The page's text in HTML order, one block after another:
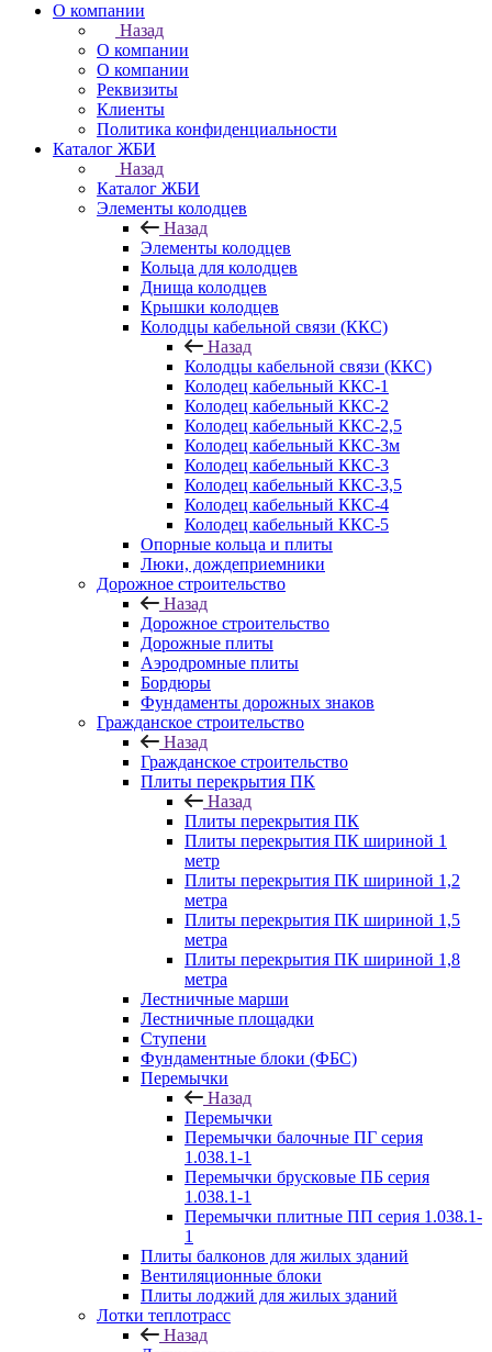
О компании
Назад
О компании
О компании
Реквизиты
Клиенты
Политика конфиденциальности
Каталог ЖБИ
Назад
Каталог ЖБИ
Элементы колодцев
Назад
Элементы колодцев
Кольца для колодцев
Днища колодцев
Крышки колодцев
Колодцы кабельной связи (ККС)
Назад
Колодцы кабельной связи (ККС)
Колодец кабельный ККС-1
Колодец кабельный ККС-2
Колодец кабельный ККС-2,5
Колодец кабельный ККС-3м
Колодец кабельный ККС-3
Колодец кабельный ККС-3,5
Колодец кабельный ККС-4
Колодец кабельный ККС-5
Опорные кольца и плиты
Люки, дождеприемники
Дорожное строительство
Назад
Дорожное строительство
Дорожные плиты
Аэродромные плиты
Бордюры
Фундаменты дорожных знаков
Гражданское строительство
Назад
Гражданское строительство
Плиты перекрытия ПК
Назад
Плиты перекрытия ПК
Плиты перекрытия ПК шириной 1
метр
Плиты перекрытия ПК шириной 1,2
метра
Плиты перекрытия ПК шириной 1,5
метра
Плиты перекрытия ПК шириной 1,8
метра
Лестничные марши
Лестничные площадки
Ступени
Фундаментные блоки (ФБС)
Перемычки
Назад
Перемычки
Перемычки балочные ПГ серия
1.038.1-1
Перемычки брусковые ПБ серия
1.038.1-1
Перемычки плитные ПП серия 1.038.1-
1
Плиты балконов для жилых зданий
Вентиляционные блоки
Плиты лоджий для жилых зданий
Лотки теплотрасс
Назад